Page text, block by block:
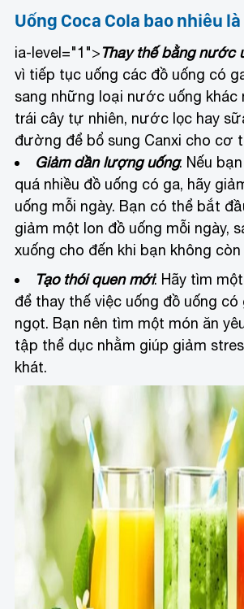
Uống Coca Cola bao nhiêu
ia-level="1">Thay thế bằng nước
vì tiếp tục uống các đồ uống có
sang những loại nước uống
trái cây tự nhiên, nước lọc hay
đường để bổ sung Canxi cho cơ
Giảm dần lượng uống: Nếu
quá nhiều đồ uống có ga, hãy
uống mỗi ngày. Bạn có thể bắt
giảm một lon đồ uống mỗi ngày,
xuống cho đến khi bạn không
Tạo thói quen mới: Hãy tìm
để thay thế việc uống đồ uống
ngọt. Bạn nên tìm một món ăn
tập thể dục nhằm giúp giảm
khát.